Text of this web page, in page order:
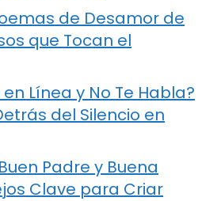
de Desamor de
que Tocan el
en Línea y No Te Habla?
del Silencio en
Padre y Buena
Clave para Criar